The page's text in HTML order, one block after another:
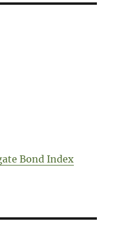
Bond Index